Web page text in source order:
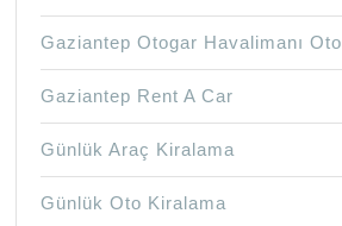
Gaziantep Otogar Havalimanı Oto
Gaziantep Rent A Car
Günlük Araç Kiralama
Günlük Oto Kiralama